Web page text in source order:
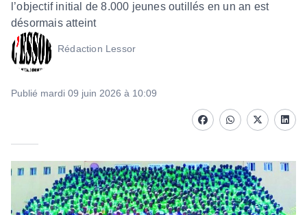
l’objectif initial de 8.000 jeunes outillés en un an est
désormais atteint
Rédaction Lessor
Publié mardi 09 juin 2026 à 10:09
FacebookwhatsappTwitter